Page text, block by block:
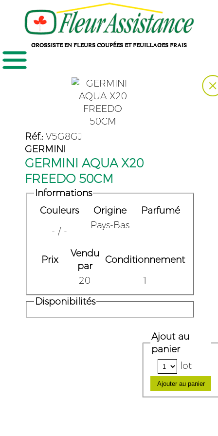
GROSSISTE EN FLEURS COUPÉES ET FEUILLAGES FRAIS
Réf.: V5G8GJ
GERMINI
GERMINI AQUA X20
FREEDO 50CM
Informations
Couleurs
Origine
Parfumé
- / -
Pays-Bas
Prix
Vendu
par
Conditionnement
20
1
Disponibilités
Ajout au
panier
lot